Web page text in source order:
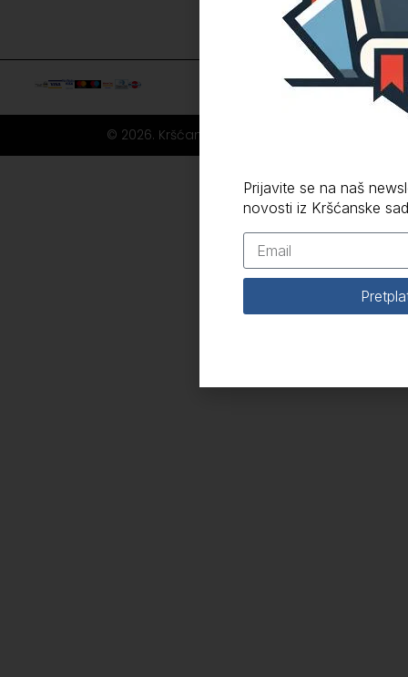
© 2026. Kršćanska sadašnjost
Prijavite se na naš
novosti iz Kršćanske